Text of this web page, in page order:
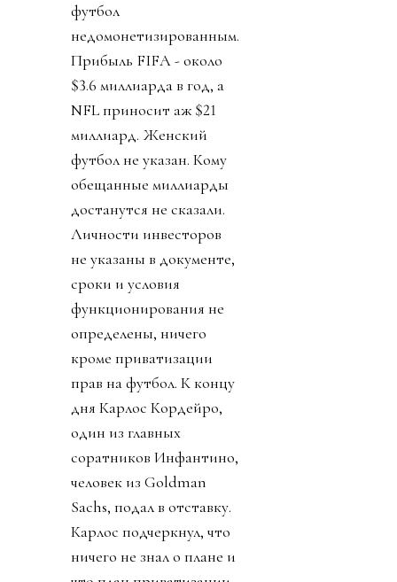
футбол
недомонетизированным.
Прибыль FIFA - около
$3.6 миллиарда в год, а
NFL приносит аж $21
миллиард. Женский
футбол не указан. Кому
обещанные миллиарды
достанутся не сказали.
Личности инвесторов
не указаны в документе,
сроки и условия
функционирования не
определены, ничего
кроме приватизации
прав на футбол. К концу
дня Карлос Кордейро,
один из главных
соратников Инфантино,
человек из Goldman
Sachs, подал в отставку.
Карлос подчеркнул, что
ничего не знал о плане и